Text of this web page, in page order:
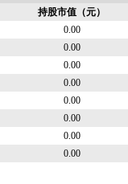
持股市值（元）
0.00
0.00
0.00
0.00
0.00
0.00
0.00
0.00